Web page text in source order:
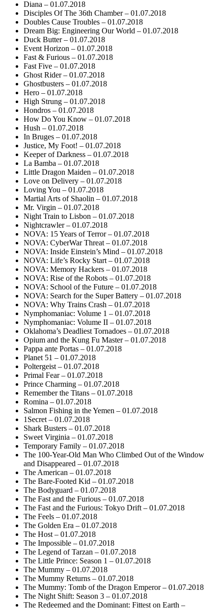
Diana – 01.07.2018
Disciples Of The 36th Chamber – 01.07.2018
Doubles Cause Troubles – 01.07.2018
Dream Big: Engineering Our World – 01.07.2018
Duck Butter – 01.07.2018
Event Horizon – 01.07.2018
Fast & Furious – 01.07.2018
Fast Five – 01.07.2018
Ghost Rider – 01.07.2018
Ghostbusters – 01.07.2018
Hero – 01.07.2018
High Strung – 01.07.2018
Hondros – 01.07.2018
How Do You Know – 01.07.2018
Hush – 01.07.2018
In Bruges – 01.07.2018
Justice, My Foot! – 01.07.2018
Keeper of Darkness – 01.07.2018
La Bamba – 01.07.2018
Little Dragon Maiden – 01.07.2018
Love on Delivery – 01.07.2018
Loving You – 01.07.2018
Martial Arts of Shaolin – 01.07.2018
Mr. Virgin – 01.07.2018
Night Train to Lisbon – 01.07.2018
Nightcrawler – 01.07.2018
NOVA: 15 Years of Terror – 01.07.2018
NOVA: CyberWar Threat – 01.07.2018
NOVA: Inside Einstein’s Mind – 01.07.2018
NOVA: Life’s Rocky Start – 01.07.2018
NOVA: Memory Hackers – 01.07.2018
NOVA: Rise of the Robots – 01.07.2018
NOVA: School of the Future – 01.07.2018
NOVA: Search for the Super Battery – 01.07.2018
NOVA: Why Trains Crash – 01.07.2018
Nymphomaniac: Volume 1 – 01.07.2018
Nymphomaniac: Volume II – 01.07.2018
Oklahoma’s Deadliest Tornadoes – 01.07.2018
Opium and the Kung Fu Master – 01.07.2018
Pappa ante Portas – 01.07.2018
Planet 51 – 01.07.2018
Poltergeist – 01.07.2018
Primal Fear – 01.07.2018
Prince Charming – 01.07.2018
Remember the Titans – 01.07.2018
Romina – 01.07.2018
Salmon Fishing in the Yemen – 01.07.2018
1Secret – 01.07.2018
Shark Busters – 01.07.2018
Sweet Virginia – 01.07.2018
Temporary Family – 01.07.2018
The 100-Year-Old Man Who Climbed Out of the Window
and Disappeared – 01.07.2018
The American – 01.07.2018
The Bare-Footed Kid – 01.07.2018
The Bodyguard – 01.07.2018
The Fast and the Furious – 01.07.2018
The Fast and the Furious: Tokyo Drift – 01.07.2018
The Feels – 01.07.2018
The Golden Era – 01.07.2018
The Host – 01.07.2018
The Impossible – 01.07.2018
The Legend of Tarzan – 01.07.2018
The Little Prince: Season 1 – 01.07.2018
The Mummy – 01.07.2018
The Mummy Returns – 01.07.2018
The Mummy: Tomb of the Dragon Emperor – 01.07.2018
The Night Shift: Season 3 – 01.07.2018
The Redeemed and the Dominant: Fittest on Earth –